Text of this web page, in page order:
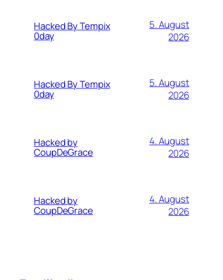
Hacked By Tempix
0day
5. August
2026
Hacked By Tempix
0day
5. August
2026
Hacked by
CoupDeGrace
4. August
2026
Hacked by
CoupDeGrace
4. August
2026